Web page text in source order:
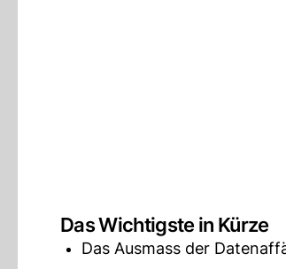
Das Wichtigste in Kürze
Das Ausmass der